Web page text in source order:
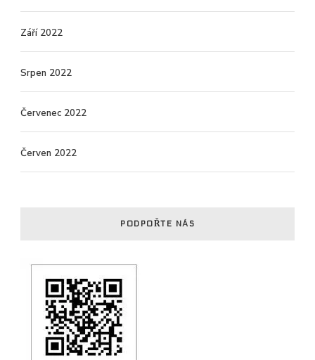
Září 2022
Srpen 2022
Červenec 2022
Červen 2022
PODPOŘTE NÁS